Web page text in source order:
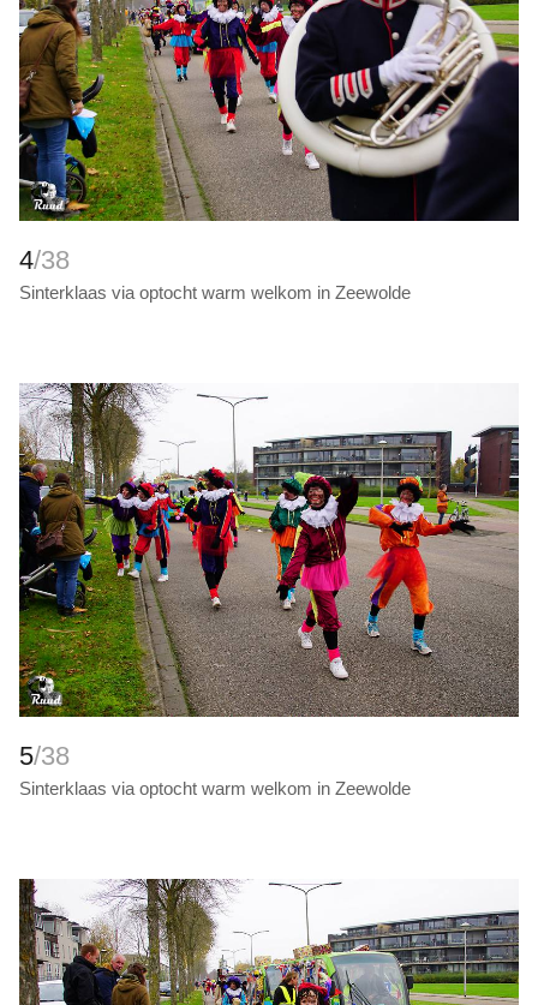
4/38
Sinterklaas via optocht warm welkom in Zeewolde
5/38
Sinterklaas via optocht warm welkom in Zeewolde